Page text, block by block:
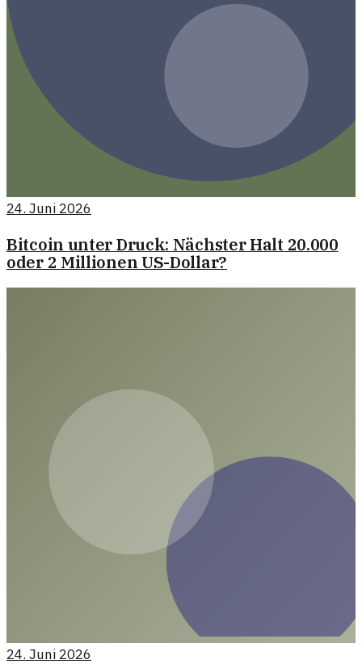
24. Juni 2026
Bitcoin unter Druck: Nächster Halt 20.000
oder 2 Millionen US-Dollar?
24. Juni 2026